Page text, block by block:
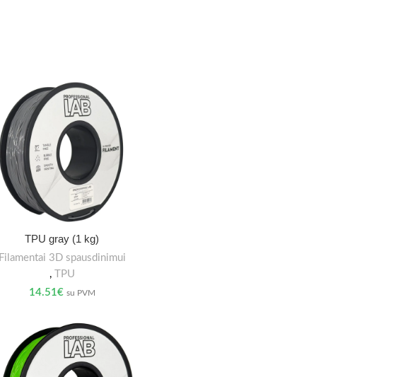
TPU gray (1 kg)
Filamentai 3D spausdinimui
, TPU
14.51€ su PVM